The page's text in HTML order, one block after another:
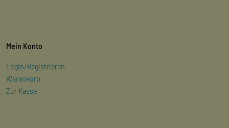
Mein Konto
Login/Registrieren
Warenkorb
Zur Kasse